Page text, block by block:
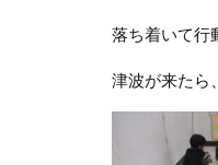
落ち着いて行
津波が来たら